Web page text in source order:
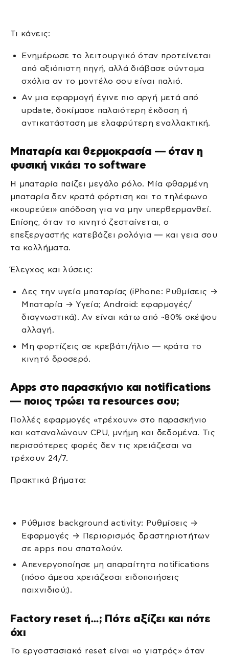
Τι κάνεις:
Ενημέρωσε το λειτουργικό όταν προτείνεται
από αξιόπιστη πηγή, αλλά διάβασε σύντομα
σχόλια αν το μοντέλο σου είναι παλιό.
Αν μια εφαρμογή έγινε πιο αργή μετά από
update, δοκίμασε παλαιότερη έκδοση ή
αντικατάσταση με ελαφρύτερη εναλλακτική.
Μπαταρία και θερμοκρασία — όταν η
φυσική νικάει το software
Η μπαταρία παίζει μεγάλο ρόλο. Μία φθαρμένη
μπαταρία δεν κρατά φόρτιση και το τηλέφωνο
«κουρεύει» απόδοση για να μην υπερθερμανθεί.
Επίσης, όταν το κινητό ζεσταίνεται, ο
επεξεργαστής κατεβάζει ρολόγια — και γεια σου
τα κολλήματα.
Έλεγχος και λύσεις:
Δες την υγεία μπαταρίας (iPhone: Ρυθμίσεις →
Μπαταρία → Υγεία; Android: εφαρμογές/
διαγνωστικά). Αν είναι κάτω από ~80% σκέψου
αλλαγή.
Μη φορτίζεις σε κρεβάτι/ήλιο — κράτα το
κινητό δροσερό.
Apps στο παρασκήνιο και notifications
— ποιος τρώει τα resources σου;
Πολλές εφαρμογές «τρέχουν» στο παρασκήνιο
και καταναλώνουν CPU, μνήμη και δεδομένα. Τις
περισσότερες φορές δεν τις χρειάζεσαι να
τρέχουν 24/7.
Πρακτικά βήματα:
Ρύθμισε background activity: Ρυθμίσεις →
Εφαρμογές → Περιορισμός δραστηριοτήτων
σε apps που σπαταλούν.
Απενεργοποίησε μη απαραίτητα notifications
(πόσο άμεσα χρειάζεσαι ειδοποιήσεις
παιχνιδιού;).
Factory reset ή…; Πότε αξίζει και πότε
όχι
Το εργοστασιακό reset είναι «ο γιατρός» όταν